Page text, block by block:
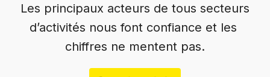
Les principaux acteurs de tous secteurs
d’activités nous font confiance et les
chiffres ne mentent pas.